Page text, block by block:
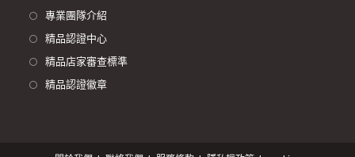
專業團隊介紹
精品認證中心
精品店家審查標準
精品認證徽章